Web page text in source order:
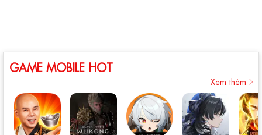
GAME MOBILE HOT
Xem thêm